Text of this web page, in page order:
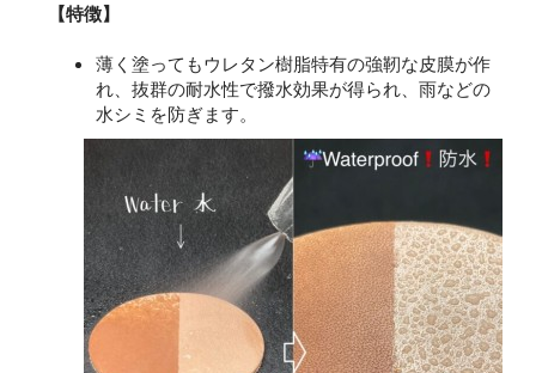
【特徴】
薄く塗ってもウレタン樹脂特有の強靭な皮膜が作
れ、抜群の耐水性で撥水効果が得られ、雨などの
水シミを防ぎます。